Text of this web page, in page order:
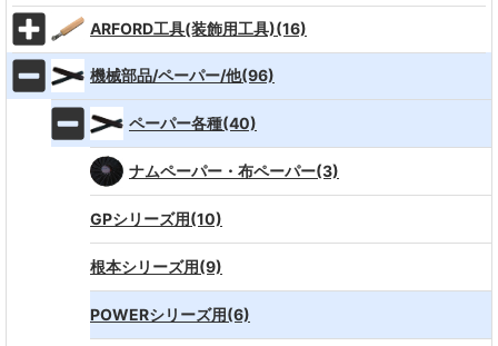
ARFORD工具(装飾用工具)(16)
機械部品/ペーパー/他(96)
ペーパー各種(40)
ナムペーパー・布ペーパー(3)
GPシリーズ用(10)
根本シリーズ用(9)
POWERシリーズ用(6)